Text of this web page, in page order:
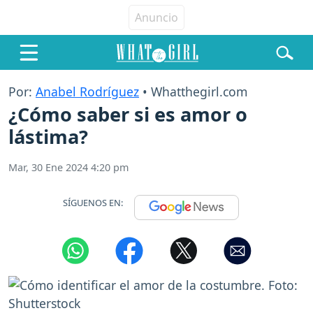
Por: Anabel Rodríguez • Whatthegirl.com
¿Cómo saber si es amor o
lástima?
Mar, 30 Ene 2024 4:20 pm
SÍGUENOS EN: